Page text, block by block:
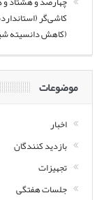
کاشی‌گر
(کاهش دانسیته
موضوعات
اخبار
بازدید کنندگان
تجهیزات
جلسات هفتگی